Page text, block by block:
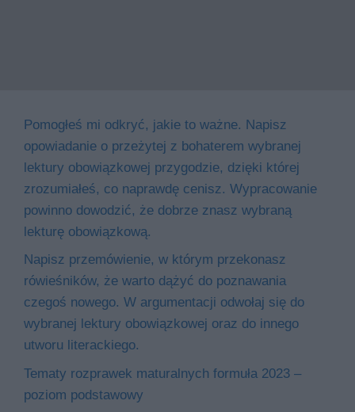
Pomogłeś mi odkryć, jakie to ważne. Napisz
opowiadanie o przeżytej z bohaterem wybranej
lektury obowiązkowej przygodzie, dzięki której
zrozumiałeś, co naprawdę cenisz. Wypracowanie
powinno dowodzić, że dobrze znasz wybraną
lekturę obowiązkową.
Napisz przemówienie, w którym przekonasz
rówieśników, że warto dążyć do poznawania
czegoś nowego. W argumentacji odwołaj się do
wybranej lektury obowiązkowej oraz do innego
utworu literackiego.
Tematy rozprawek maturalnych formuła 2023 –
poziom podstawowy